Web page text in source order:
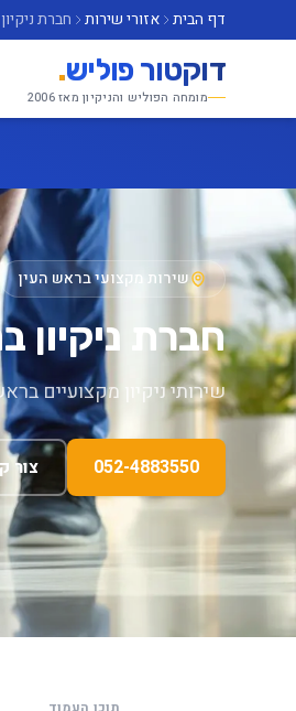
דף הבית אזורי שירות חברת
דוקטור פוליש.
מומחה הפוליש והניקיון מאז 2006
שירות מקצועי בראש העין
חברת ניקיון
שירותי ניקיון מקצועיים
052-4883550 צור